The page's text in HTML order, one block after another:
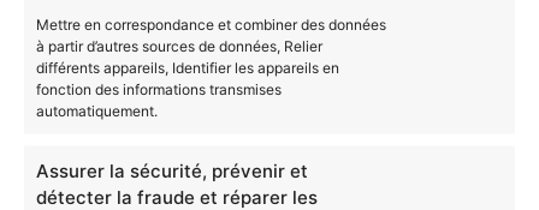
Mettre en correspondance et combiner des données
à partir d’autres sources de données, Relier
différents appareils, Identifier les appareils en
fonction des informations transmises
automatiquement.
Assurer la sécurité, prévenir et
détecter la fraude et réparer les
Pour cela, rendez-vous sur des sites internet
spécialisés, prenez contact avec votre réseau de
connaissances afin d’avoir un aperçu depuis le terrain,
mais aussi renseignez vous auprès de votre employeur
d’évolution professionnelle et/ou salariale possibles au
sein de votre organisme.